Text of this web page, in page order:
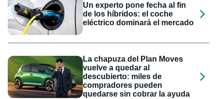
Un experto pone fecha al fin
de los híbridos: el coche
eléctrico dominará el mercado
La chapuza del Plan Moves
vuelve a quedar al
descubierto: miles de
compradores pueden
quedarse sin cobrar la ayuda